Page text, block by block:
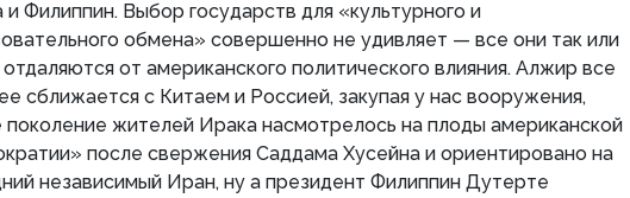
и Филиппин. Выбор государств для «культурного и
обмена» совершенно не удивляет — все они так или
от американского политического влияния. Алжир все
сближается с Китаем и Россией, закупая у нас вооружения,
поколение жителей Ирака насмотрелось на плоды американской
после свержения Саддама Хусейна и ориентировано на
независимый Иран, ну а президент Филиппин Дутерте